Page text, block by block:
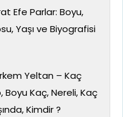
Efe Parlar: Boyu,
Yaşı ve Biyografisi
Yeltan – Kaç
Boyu Kaç, Nereli, Kaç
Kimdir ?